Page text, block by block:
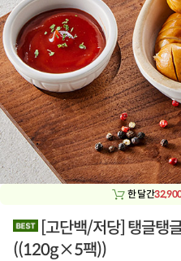
한 달간
[고단백/저당] 탱글탱
((120g×5팩))